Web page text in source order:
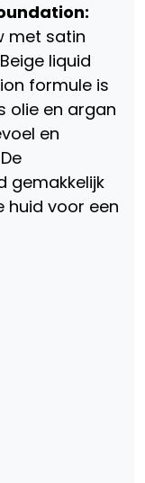
met satin
liquid
formule is
olie en argan
en
gemakkelijk
huid voor een